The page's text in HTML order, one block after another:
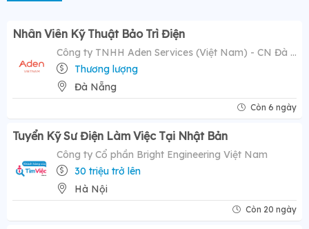
Nhân Viên Kỹ Thuật Bảo Trì Điện
Công ty TNHH Aden Services (Việt Nam) - CN Đà Nẵng
Thương lượng
Đà Nẵng
Còn 6 ngày
Tuyển Kỹ Sư Điện Làm Việc Tại Nhật Bản
Công ty Cổ phần Bright Engineering Việt Nam
30 triệu trở lên
Hà Nội
Còn 20 ngày